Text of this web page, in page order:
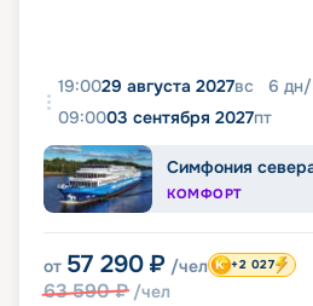
19:0029 августа 2027вс 6 дн/
09:0003 сентября 2027пт
Симфония
КОМФОРТ
от 57 290 ₽ /чел
63 590₽ /чел
+2 027